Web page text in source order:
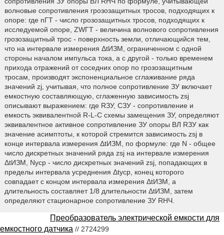
волновые сопротивления грозозащитных тросов, подходящих к
опоре: где nГТ - число грозозащитных тросов, подходящих к
исследуемой опоре, ZWГТ - величина волнового сопротивления
грозозащитный трос - поверхность земли, отличающийся тем,
что на интервале измерения ΔtИЗМ, ограниченном с одной
стороны началом импульса тока, а с другой - только временем
прихода отражений от соседних опор по грозозащитным
тросам, производят экспоненциальное сглаживание ряда
значений zj, учитывая, что полное сопротивление ЗУ включает
емкостную составляющую, сглаженную зависимость zsj
описывают выражением: где RЗУ, СЗУ - сопротивление и
емкость эквивалентной R-L-C схемы замещения ЗУ, определяют
эквивалентное активное сопротивление ЗУ опоры ВЛ RЗУ как
значение асимптоты, к которой стремится зависимость zsj в
конце интервала измерения ΔtИЗМ, по формуле: где N - общее
число дискретных значений ряда zsj на интервале измерения
ΔtИЗМ, Nуср - число дискретных значений zsj, попадающих в
пределы интервала усреднения Δtуср, конец которого
совпадает с концом интервала измерения ΔtИЗМ, а
длительность составляет 1/8 длительности ΔtИЗМ, затем
определяют стационарное сопротивление ЗУ RНЧ.
Преобразователь электрической емкости для
емкостного датчика // 2724299